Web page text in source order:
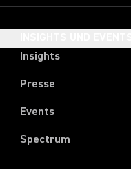
Insights
Presse
Events
Spectrum